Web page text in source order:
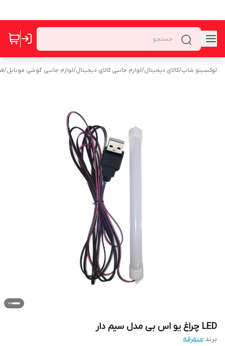
لوکسینو شاپ/کالای دیجیتال/لوازم جانبی کالای دیجیتال/لوازم جانبی گوشی موبایل/
LED چراغ یو اس بی مدل سیم دار
برند:متفرقه